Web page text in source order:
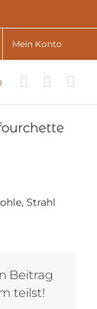
Mein Konto
Strahl
Beitrag
teilst!